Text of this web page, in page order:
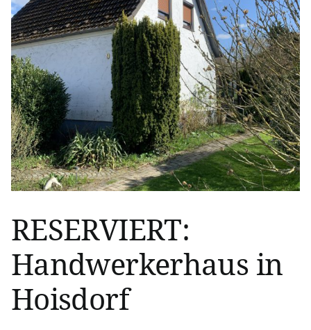
RESERVIERT:
Handwerkerhaus in
Hoisdorf